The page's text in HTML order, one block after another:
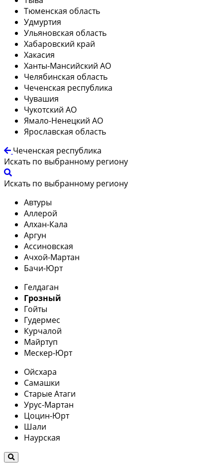
Тюменская область
Удмуртия
Ульяновская область
Хабаровский край
Хакасия
Ханты-Мансийский АО
Челябинская область
Чеченская республика
Чувашия
Чукотский АО
Ямало-Ненецкий АО
Ярославская область
Чеченская республика
Искать по выбранному региону
Искать по выбранному региону
Автуры
Аллерой
Алхан-Кала
Аргун
Ассиновская
Ачхой-Мартан
Бачи-Юрт
Гелдаган
Грозный
Гойты
Гудермес
Курчалой
Майртуп
Мескер-Юрт
Ойсхара
Самашки
Старые Атаги
Урус-Мартан
Цоцин-Юрт
Шали
Наурская